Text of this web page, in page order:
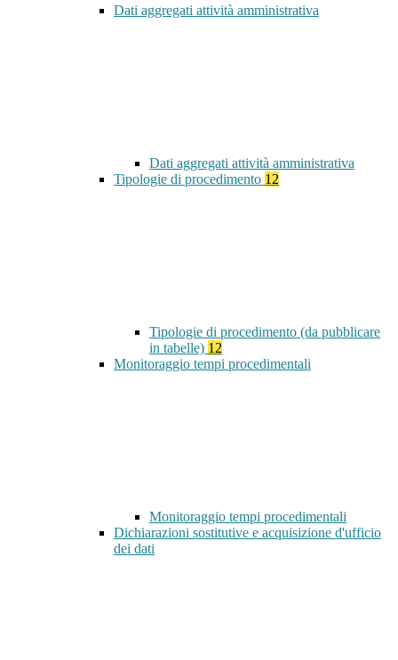
Dati aggregati attività amministrativa
Dati aggregati attività amministrativa
Tipologie di procedimento 12
Tipologie di procedimento (da pubblicare
in tabelle) 12
Monitoraggio tempi procedimentali
Monitoraggio tempi procedimentali
Dichiarazioni sostitutive e acquisizione d'ufficio
dei dati